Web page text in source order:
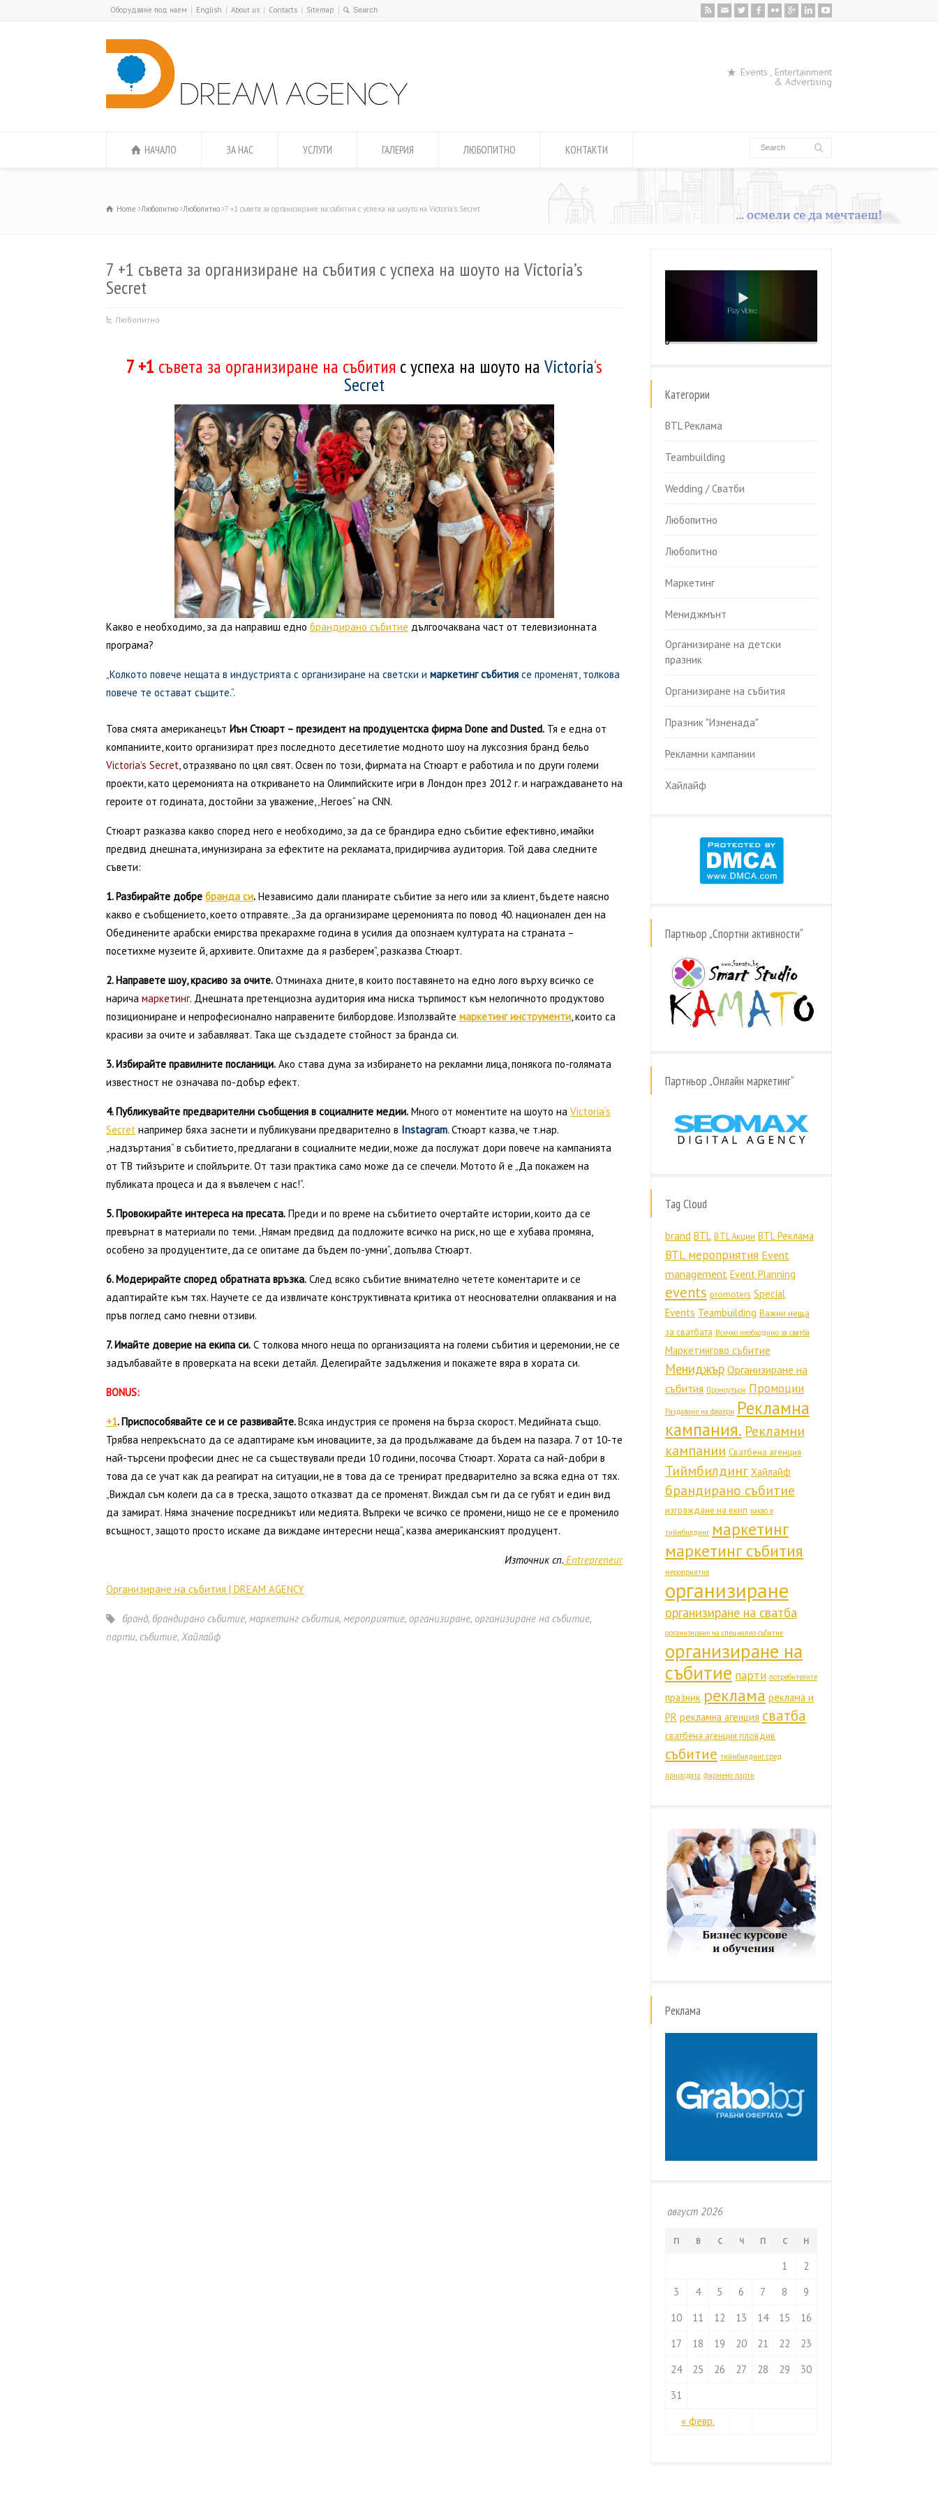
Оборудване под наем English About us Contacts Sitemap
Events , Entertainment
& Advertising
НАЧАЛО ЗА НАС УСЛУГИ ГАЛЕРИЯ ЛЮБОПИТНО КОНТАКТИ
Home Любопитно Любопитно 7 +1 съвета за организиране на събития с успеха на шоуто на Victoria's Secret
7 +1 съвета за организиране на събития с успеха на шоуто на Victoria’s
Secret
Любопитно
7 +1 съвета за организиране на събития с успеха на шоуто на Victoria‘s
Secret
Какво е необходимо, за да направиш едно брандирано събитие дългоочаквана част от телевизионната
програма?
„Колкото повече нещата в индустрията с организиране на светски и маркетинг събития се променят, толкова
повече те остават същите.“.
Това смята американецът Иън Стюарт – президент на продуцентска фирма Done and Dusted. Тя е една от
компаниите, които организират през последното десетилетие модното шоу на луксозния бранд бельо
Victoria’s Secret , отразявано по цял свят. Освен по този, фирмата на Стюарт е работила и по други големи
проекти, като церемонията на откриването на Олимпийските игри в Лондон през 2012 г. и награждаването на
героите от годината, достойни за уважение, „Heroes“ на CNN.
Стюарт разказва какво според него е необходимо, за да се брандира едно събитие ефективно, имайки
предвид днешната, имунизирана за ефектите на рекламата, придирчива аудитория. Той дава следните
съвети:
1. Разбирайте добре бранда си. Независимо дали планирате събитие за него или за клиент, бъдете наясно
какво е съобщението, което отправяте. „За да организираме церемонията по повод 40. национален ден на
Обединените арабски емирства прекарахме година в усилия да опознаем културата на страната –
посетихме музеите й, архивите. Опитахме да я разберем“, разказва Стюарт.
2. Направете шоу, красиво за очите. Отминаха дните, в които поставянето на едно лого върху всичко се
нарича маркетинг. Днешната претенциозна аудитория има ниска търпимост към нелогичното продуктово
позициониране и непрофесионално направените билбордове. Използвайте маркетинг инструменти , които са
красиви за очите и забавляват. Така ще създадете стойност за бранда си.
3. Избирайте правилните посланици. Ако става дума за избирането на рекламни лица, понякога по-голямата
известност не означава по-добър ефект.
4. Публикувайте предварителни съобщения в социалните медии. Много от моментите на шоуто на Victoria’s
Secret например бяха заснети и публикувани предварително в Instagram. Стюарт казва, че т.нар.
„надзъртания“ в събитието, предлагани в социалните медии, може да послужат дори повече на кампанията
от ТВ тийзърите и спойлърите. От тази практика само може да се спечели. Мотото й е „Да покажем на
публиката процеса и да я въвлечем с нас!“.
5. Провокирайте интереса на пресата. Преди и по време на събитието очертайте истории, които да се
превърнат в материали по теми. „Нямам предвид да подложите всичко на риск, но ще е хубава промяна,
особено за продуцентите, да се опитаме да бъдем по-умни“, допълва Стюарт.
6. Модерирайте според обратната връзка. След всяко събитие внимателно четете коментарите и се
адаптирайте към тях. Научете се да извличате конструктивната критика от неоснователни оплаквания и на
пръв поглед само гневни отзиви.
7. Имайте доверие на екипа си. С толкова много неща по организацията на големи събития и церемонии, не се
задълбавайте в проверката на всеки детайл. Делегирайте задължения и покажете вяра в хората си.
BONUS:
+1. Приспособявайте се и се развивайте.Всяка индустрия се променя на бърза скорост. Медийната също.
Трябва непрекъснато да се адаптираме към иновациите, за да продължаваме да бъдем на пазара. 7 от 10-те
най-търсени професии днес не са съществували преди 10 години, посочва Стюарт. Хората са най-добри в
това да се учат как да реагират на ситуации, не в това да се тренират предварително за всяка една от тях.
„Виждал съм колеги да са в треска, защото отказват да се променят. Виждал съм ги да се губят и един вид
да замират. Няма значение посредникът или медията. Въпреки че всичко се промени, нищо не се е променило
всъщност, защото просто искаме да виждаме интересни неща“, казва американският продуцент.
Източник сп. Entrepreneur
Организиране на събития | DREAM AGENCY
бранд, брандирано събитие, маркетинг събития, мероприятие, организиране, организиране на събитие,
парти, събитие, Хайлайф
Категории
BTL Реклама
Teambuilding
Wedding / Сватби
Любопитно
Любопитно
Маркетинг
Мениджмънт
Организиране на детски
празник
Организиране на събития
Празник "Изненада"
Рекламни кампании
Хайлайф
Партньор „Спортни активности“
Партньор „Онлайн маркетинг“
Tag Cloud
brand BTL BTL Акции BTL Реклама
BTL мероприятия Event
management Event Planning
events promoters Special
Events Teambuilding Важни неща
за сватбата Всичко необходимо за сватба
Маркетингово събитие
Мениджър Организиране на
събития Промоутъри Промоции
Раздаване на флаери Рекламна
кампания. Рекламни
кампании Сватбена агенция
Тиймбилдинг Хайлайф
брандирано събитие
изграждане на екип какво е
тиймбилдинг маркетинг
маркетинг събития
мероприятие
организиране
организиране на сватба
организиране на специално събитие
организиране на
събитие парти потребителите
празник реклама реклама и
PR рекламна агенция сватба
сватбена агенция пловдив
събитие тиймбилдинг сред
природата фирмено парти
Реклама
август 2026
П В С Ч П С Н
« февр.
1
2
3
4 5 6 7 8
9
10
11 12 13 14 15
16
17
18 19 20 21 22
23
24
25 26 27 28 29
30
31